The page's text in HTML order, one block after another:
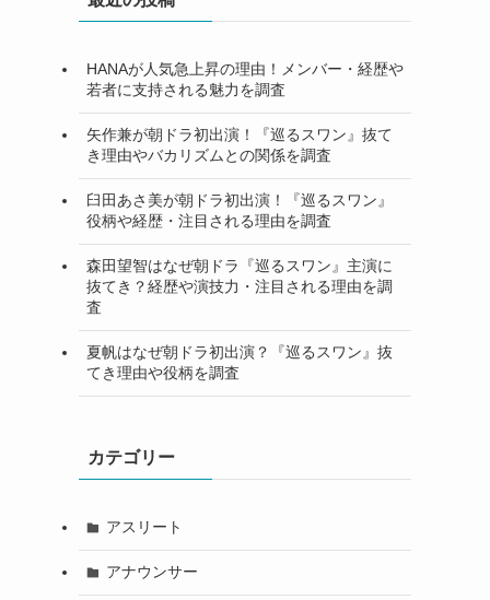
HANAが人気急上昇の理由！メンバー・経歴や
若者に支持される魅力を調査
矢作兼が朝ドラ初出演！『巡るスワン』抜て
き理由やバカリズムとの関係を調査
臼田あさ美が朝ドラ初出演！『巡るスワン』
役柄や経歴・注目される理由を調査
森田望智はなぜ朝ドラ『巡るスワン』主演に
抜てき？経歴や演技力・注目される理由を調
査
夏帆はなぜ朝ドラ初出演？『巡るスワン』抜
てき理由や役柄を調査
カテゴリー
アスリート
アナウンサー